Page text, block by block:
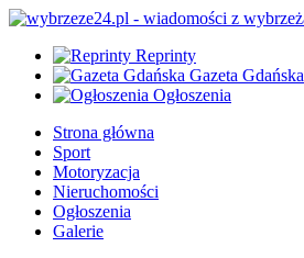
Reprinty
Gazeta Gdańska
Ogłoszenia
Strona główna
Sport
Motoryzacja
Nieruchomości
Ogłoszenia
Galerie